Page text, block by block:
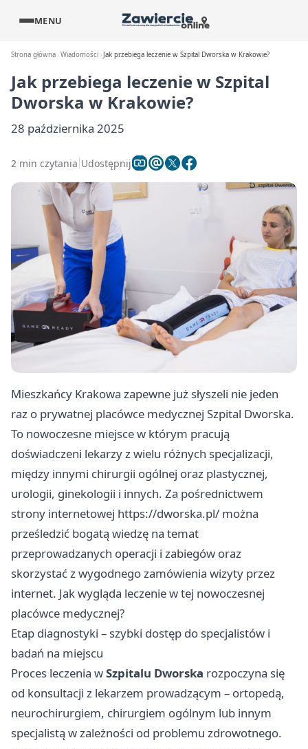
MENU
Strona główna Wiadomości Jak przebiega leczenie w Szpital Dworska w Krakowie?
Jak przebiega leczenie w Szpital
Dworska w Krakowie?
28 października 2025
2 min czytania Udostępnij
Mieszkańcy Krakowa zapewne już słyszeli nie jeden
raz o prywatnej placówce medycznej Szpital Dworska.
To nowoczesne miejsce w którym pracują
doświadczeni lekarzy z wielu różnych specjalizacji,
między innymi chirurgii ogólnej oraz plastycznej,
urologii, ginekologii i innych. Za pośrednictwem
strony internetowej https://dworska.pl/ można
prześledzić bogatą wiedzę na temat
przeprowadzanych operacji i zabiegów oraz
skorzystać z wygodnego zamówienia wizyty przez
internet. Jak wygląda leczenie w tej nowoczesnej
placówce medycznej?
Etap diagnostyki – szybki dostęp do specjalistów i
badań na miejscu
Proces leczenia wSzpitalu Dworska rozpoczyna się
od konsultacji z lekarzem prowadzącym – ortopedą,
neurochirurgiem, chirurgiem ogólnym lub innym
specjalistą w zależności od problemu zdrowotnego.